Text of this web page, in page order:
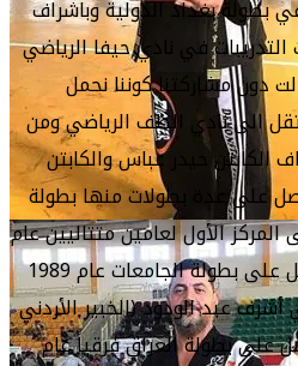
بغداد الدولية وباشراف
في نادي حيفا الرياضي
دون مشاركتنا كوننا نحمل
الى نادي الطف الرياضي ومن
الكابتن حيدر عباس والكابتن
على عدة بطولات منها بطولة
الأول لعامين متتاليين عام
( 1987 و 1988 )م كذلك حصل على بطولة الجامعات عام 1989
عبد الودود (الخبير الأردني
على بطولة العراق فرقياً عام